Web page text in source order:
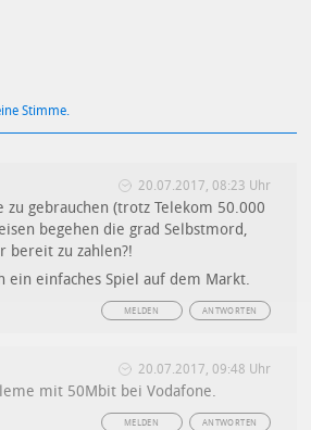
Stimme.
20.07.2017, 08:23 Uhr
zu gebrauchen (trotz Telekom 50.000
begehen die grad Selbstmord,
bereit zu zahlen?!
ein einfaches Spiel auf dem Markt.
ANTWORTEN
MELDEN
20.07.2017, 09:48 Uhr
mit 50Mbit bei Vodafone.
ANTWORTEN
MELDEN